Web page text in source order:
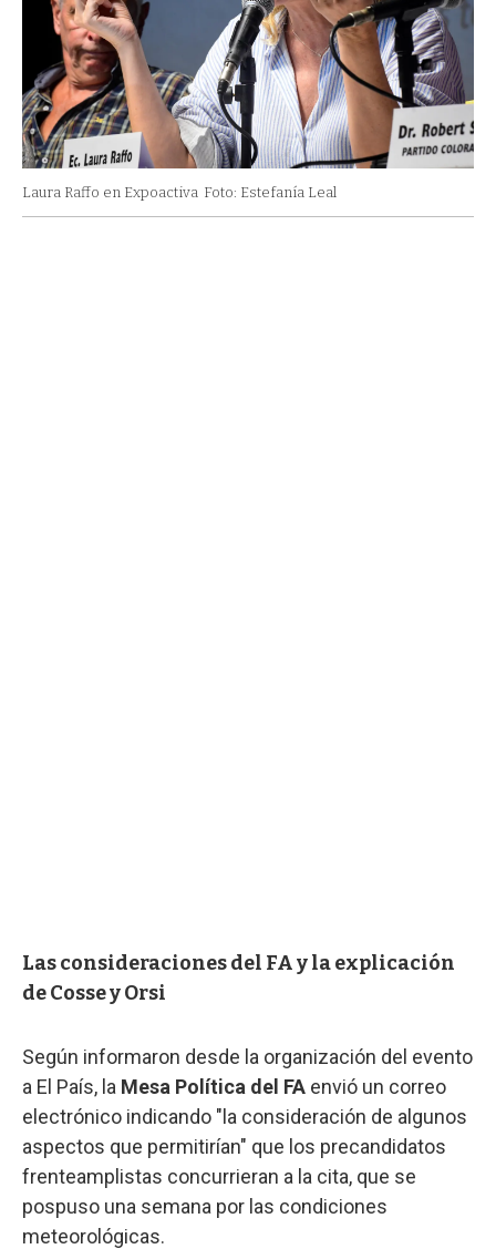
Laura Raffo en Expoactiva Foto: Estefanía Leal
Las consideraciones del FA y la explicación
de Cosse y Orsi
Según informaron desde la organización del evento
a El País, la Mesa Política del FA envió un correo
electrónico indicando "la consideración de algunos
aspectos que permitirían" que los precandidatos
frenteamplistas concurrieran a la cita, que se
pospuso una semana por las condiciones
meteorológicas.